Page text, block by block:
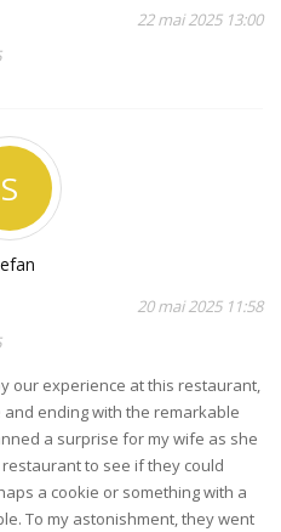
22 mai 2025 13:00
S
20 mai 2025 11:58
our experience at this restaurant,
ending with the remarkable
a surprise for my wife as she
to see if they could
a cookie or something with a
To my astonishment, they went